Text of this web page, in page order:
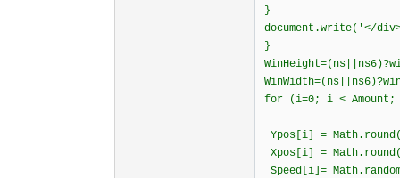
}
document.write('</
}
for
Ypos[i] =
Xpos[i] =
Speed[i]=